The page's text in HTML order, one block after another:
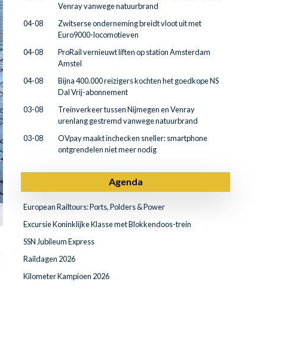
Venray vanwege natuurbrand
04-08
Zwitserse onderneming breidt vloot uit met
Euro9000-locomotieven
04-08
ProRail vernieuwt liften op station Amsterdam
Amstel
04-08
Bijna 400.000 reizigers kochten het goedkope NS
Dal Vrij-abonnement
03-08
Treinverkeer tussen Nijmegen en Venray
urenlang gestremd vanwege natuurbrand
03-08
OVpay maakt inchecken sneller: smartphone
ontgrendelen niet meer nodig
Agenda
European Railtours: Ports, Polders & Power
Excursie Koninklijke Klasse met Blokkendoos-trein
SSN Jubileum Express
Raildagen 2026
Kilometer Kampioen 2026